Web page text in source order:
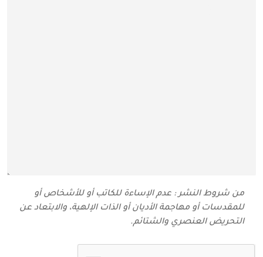
من شروط النشر : عدم الإساءة للكاتب أو للأشخاص أو
للمقدسات أو مهاجمة الأديان أو الذات الإلهية، والابتعاد عن
التحريض العنصري والشتائم‬.